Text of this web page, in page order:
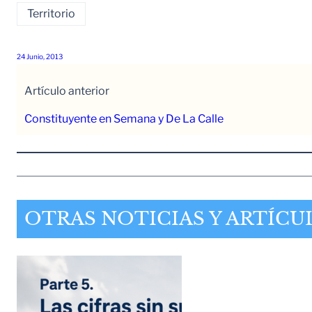
Territorio
24 Junio, 2013
Artículo anterior
Constituyente en Semana y De La Calle
OTRAS NOTICIAS Y